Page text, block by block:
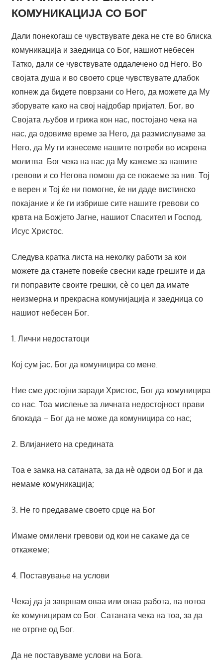
КОМУНИКАЦИЈА СО БОГ
Дали понекогаш се чувствувате дека не сте во блиска
комуникација и заедница со Бог, нашиот небесен
Татко, дали се чувствувате оддалечено од Него. Во
својата душа и во своето срце чувствувате длабок
копнеж да бидете поврзани со Него, да можете да Му
зборувате како на свој најдобар пријател. Бог, во
Својата љубов и грижа кон нас, постојано чека на
нас, да одовиме време за Него, да размислуваме за
Него, да Му ги изнесеме нашите потреби во искрена
молитва. Бог чека на нас да Му кажеме за нашите
гревови и со Негова помош да се покаеме за нив. Тој
е верен и Тој ќе ни помогне, ќе ни даде вистинско
покајание и ќе ги избрише сите нашите гревови со
крвта на Божјето Јагне, нашиот Спасител и Господ,
Исус Христос.
Следува кратка листа на неколку работи за кои
можете да станете повеќе свесни каде грешите и да
ги поправите своите грешки, сѐ со цел да имате
неизмерна и прекрасна комунијација и заедница со
нашиот небесен Бог.
1. Лични недостатоци
Кој сум јас, Бог да комуницира со мене.
Ние сме достојни заради Христос, Бог да комуницира
со нас. Тоа мислење за личната недостојност прави
блокада – Бог да не може да комуницира со нас;
2. Влијанието на средината
Тоа е замка на сатаната, за да нѐ одвои од Бог и да
немаме комуникација;
3. Не го предаваме своето срце на Бог
Имаме омилени гревови од кои не сакаме да се
откажеме;
4. Поставување на услови
Чекај да ја завршам оваа или онаа работа, па потоа
ќе комуницирам со Бог. Сатаната чека на тоа, за да
не отргне од Бог.
Да не поставуваме услови на Бога.